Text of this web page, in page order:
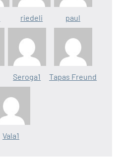
riedeli paul
Seroga1 Tapas Freund
Vala1